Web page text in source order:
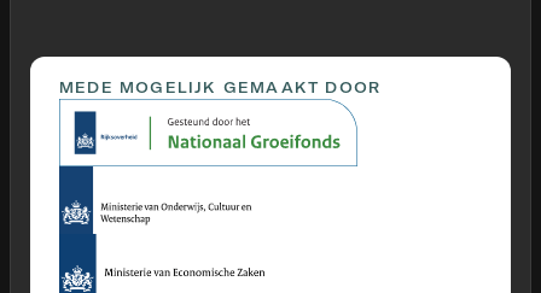
MEDE MOGELIJK GEMAAKT DOOR